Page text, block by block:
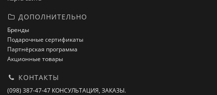
ДОПОЛНИТЕЛЬНО
Бренды
Подарочные сертификаты
Партнёрская программа
Акционные товары
КОНТАКТЫ
(098) 387-47-47 КОНСУЛЬТАЦИЯ, ЗАКАЗЫ.